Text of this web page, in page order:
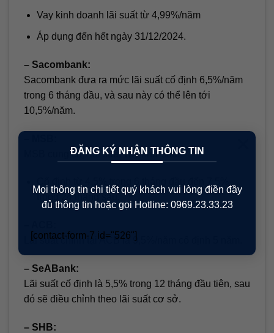
ĐĂNG KÝ NHẬN THÔNG TIN
Mọi thông tin chi tiết quý khách vui lòng điền đầy
đủ thông tin hoặc gọi Hotline: 0969.23.33.23
[contact-form-7 id="526"]
Vay kinh doanh lãi suất từ 4,99%/năm
Áp dụng đến hết ngày 31/12/2024.
– Sacombank:
Sacombank đưa ra mức lãi suất cố định 6,5%/năm
trong 6 tháng đầu, và sau này có thể lên tới
10,5%/năm.
MSB cung cấp lãi suất vay như sau:
trong 24 tháng sau.
Lãi suất chính tại ACB là 9,5%/năm cố định 5 năm.
– SeABank:
Lãi suất cố định là 5,5% trong 12 tháng đầu tiên, sau
đó sẽ điều chỉnh theo lãi suất cơ sở.
– SHB: